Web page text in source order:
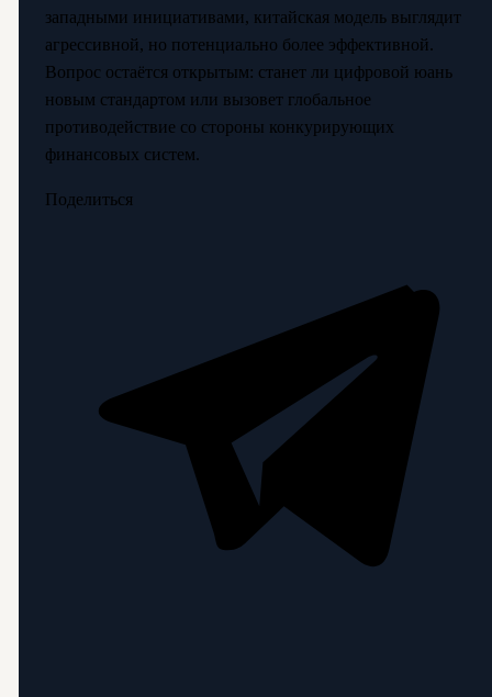
западными инициативами, китайская модель выглядит
агрессивной, но потенциально более эффективной.
Вопрос остаётся открытым: станет ли цифровой юань
новым стандартом или вызовет глобальное
противодействие со стороны конкурирующих
финансовых систем.
Поделиться